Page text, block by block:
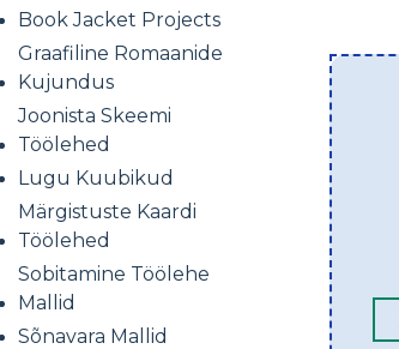
Book Jacket Projects
Graafiline Romaanide
Kujundus
Joonista Skeemi
Töölehed
Lugu Kuubikud
Märgistuste Kaardi
Töölehed
Sobitamine Töölehe
Mallid
Sõnavara Mallid